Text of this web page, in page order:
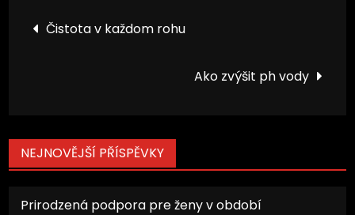
Navigace
Čistota v každom rohu
Ako zvýšit ph vody
NEJNOVĚJŠÍ PŘÍSPĚVKY
Prirodzená podpora pre ženy v období